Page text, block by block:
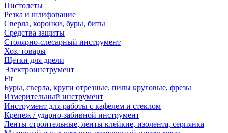
Пистолеты
Резка и шлифование
Сверла, коронки, буры, биты
Средства защиты
Столярно-слесарный инструмент
Хоз. товары
Щетки для дрели
Электроинструмент
Fit
Буры, сверла, круги отрезные, пилы круговые, фрезы
Измерительный инструмент
Инструмент для работы с кафелем и стеклом
Крепеж / ударно-забивной инструмент
Ленты строительные, ленты клейкие, изолента, серпянка